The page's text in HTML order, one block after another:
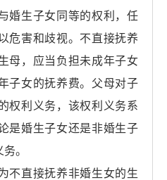
婚生子女同等的权利，任
危害和歧视。不直接抚养
母，应当负担未成年子女
子女的抚养费。父母对子
权利义务，该权利义务系
是婚生子女还是非婚生子
。
直接抚养非婚生女的生